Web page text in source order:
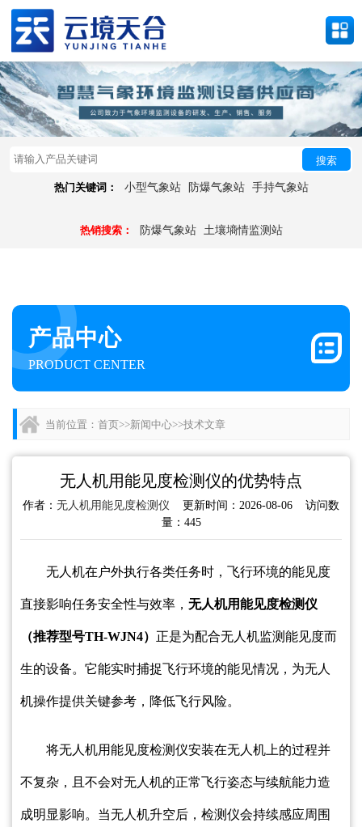
搜索
热门关键词： 小型气象站 防爆气象站 手持气象站
热销搜索： 防爆气象站 土壤墒情监测站
产品中心
PRODUCT CENTER
当前位置： 首页>>新闻中心>>技术文章
无人机用能见度检测仪的优势特点
作者： 无人机用能见度检测仪 更新时间：2026-08-06 访问数
量：445
无人机在户外执行各类任务时，飞行环境的能见度
直接影响任务安全性与效率， 无人机用能见度检测仪
（推荐型号TH-WJN4） 正是为配合无人机监测能见度而
生的设备。它能实时捕捉飞行环境的能见情况，为无人
机操作提供关键参考，降低飞行风险。
将无人机用能见度检测仪安装在无人机上的过程并
不复杂，且不会对无人机的正常飞行姿态与续航能力造
成明显影响。当无人机升空后，检测仪会持续感应周围